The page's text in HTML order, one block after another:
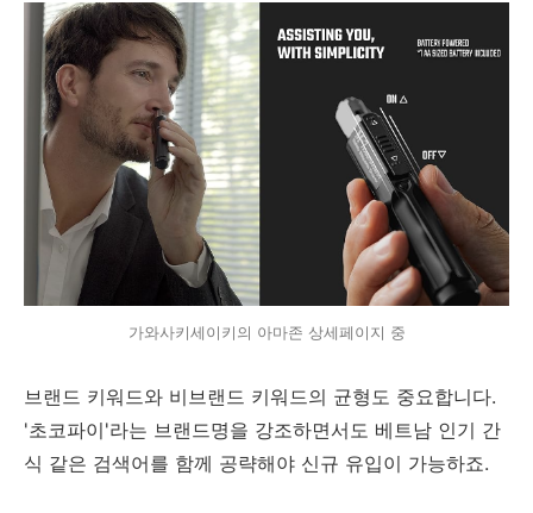
가와사키세이키의 아마존 상세페이지 중
브랜드 키워드와 비브랜드 키워드의 균형도 중요합니다.
'초코파이'라는 브랜드명을 강조하면서도 베트남 인기 간
식 같은 검색어를 함께 공략해야 신규 유입이 가능하죠.